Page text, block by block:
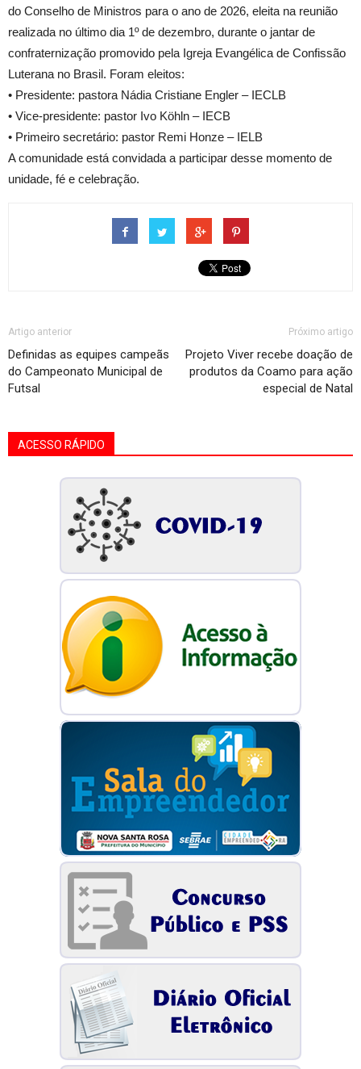
do Conselho de Ministros para o ano de 2026, eleita na reunião
realizada no último dia 1º de dezembro, durante o jantar de
confraternização promovido pela Igreja Evangélica de Confissão
Luterana no Brasil. Foram eleitos:
• Presidente: pastora Nádia Cristiane Engler – IECLB
• Vice-presidente: pastor Ivo Köhln – IECB
• Primeiro secretário: pastor Remi Honze – IELB
A comunidade está convidada a participar desse momento de
unidade, fé e celebração.
Artigo anterior
Definidas as equipes campeãs
do Campeonato Municipal de
Futsal
Próximo artigo
Projeto Viver recebe doação de
produtos da Coamo para ação
especial de Natal
ACESSO RÁPIDO